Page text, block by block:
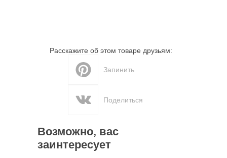
Расскажите об этом товаре друзьям:
Запинить
Поделиться
Возможно, вас
заинтересует